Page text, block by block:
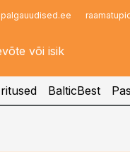
palgauudised.ee
Infopank
BalticBest